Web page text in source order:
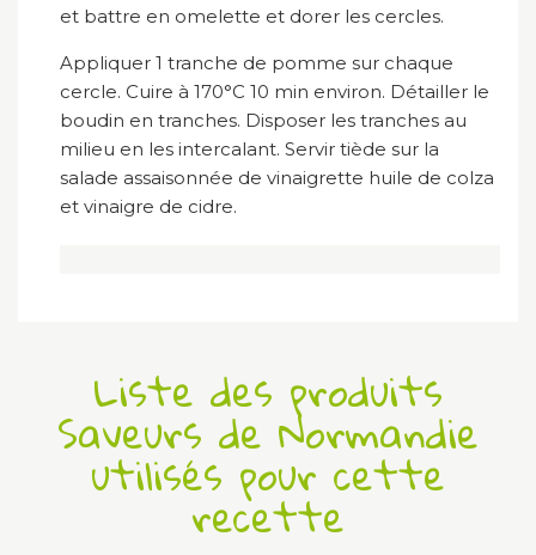
et battre en omelette et dorer les cercles.
Appliquer 1 tranche de pomme sur chaque
cercle. Cuire à 170°C 10 min environ. Détailler le
boudin en tranches. Disposer les tranches au
milieu en les intercalant. Servir tiède sur la
salade assaisonnée de vinaigrette huile de colza
et vinaigre de cidre.
Liste des produits
Saveurs de Normandie
utilisés pour cette
recette